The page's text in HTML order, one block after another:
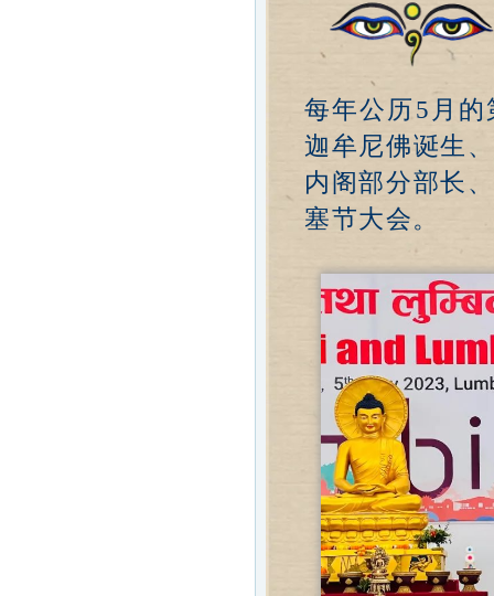
每年公历5月
迦牟尼佛诞生
内阁部分部长
塞节大会。